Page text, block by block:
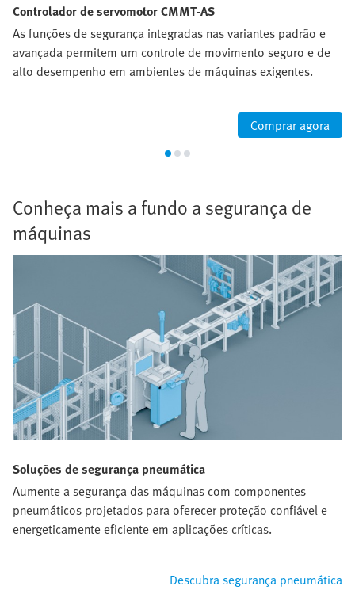
Controlador de servomotor CMMT-AS
As funções de segurança integradas nas variantes padrão e
avançada permitem um controle de movimento seguro e de
alto desempenho em ambientes de máquinas exigentes.
Comprar agora
Conheça mais a fundo a segurança de
máquinas
Soluções de segurança pneumática
Aumente a segurança das máquinas com componentes
pneumáticos projetados para oferecer proteção confiável e
energeticamente eficiente em aplicações críticas.
Descubra segurança pneumática